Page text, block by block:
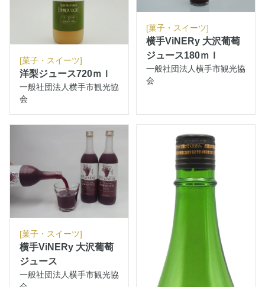
[菓子・スイーツ]
洋梨ジュース720ｍｌ
一般社団法人横手市観光協
会
[菓子・スイーツ]
横手ViNERy 大沢葡萄
ジュース180ｍｌ
一般社団法人横手市観光協
会
[菓子・スイーツ]
横手ViNERy 大沢葡萄
ジュース
一般社団法人横手市観光協